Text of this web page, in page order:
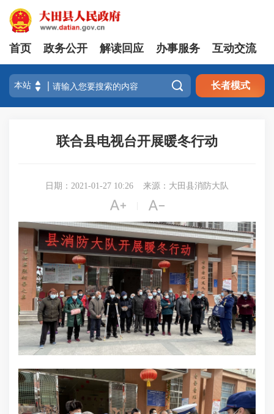
首页 政务公开 解读回应 办事服务 互动交流
 长者模式
联合县电视台开展暖冬行动
日期：2021-01-27 10:26 来源：大田县消防大队
 